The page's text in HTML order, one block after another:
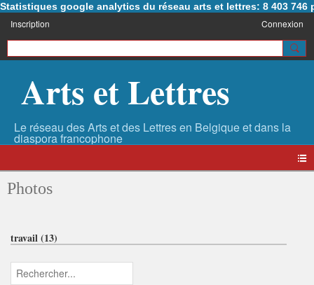
Statistiques google analytics du réseau arts et lettres: 8 403 746
Inscription Connexion
Arts et Lettres
Photos
travail (13)